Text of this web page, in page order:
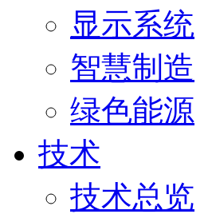
显示系统
智慧制造
绿色能源
技术
技术总览